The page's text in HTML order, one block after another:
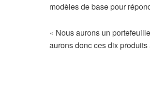
modèles de base pour
« Nous aurons un
aurons donc ces dix